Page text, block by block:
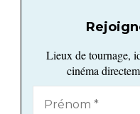
Lieux de tournage,
cinéma